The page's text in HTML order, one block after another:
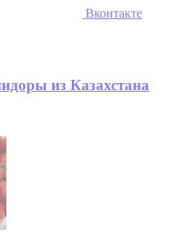
Вконтакте
из Казахстана